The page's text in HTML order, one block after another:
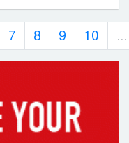
7 8 9 10 ...